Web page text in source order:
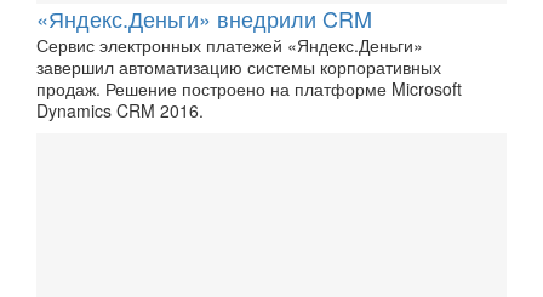
«Яндекс.Деньги» внедрили CRM
Сервис электронных платежей «Яндекс.Деньги»
завершил автоматизацию системы корпоративных
продаж. Решение построено на платформе Microsoft
Dynamics CRM 2016.